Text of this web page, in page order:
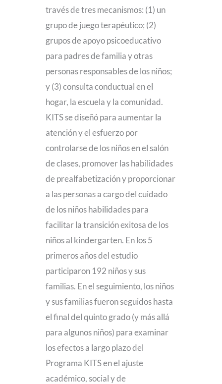
través de tres mecanismos: (1) un
grupo de juego terapéutico; (2)
grupos de apoyo psicoeducativo
para padres de familia y otras
personas responsables de los niños;
y (3) consulta conductual en el
hogar, la escuela y la comunidad.
KITS se diseñó para aumentar la
atención y el esfuerzo por
controlarse de los niños en el salón
de clases, promover las habilidades
de prealfabetización y proporcionar
a las personas a cargo del cuidado
de los niños habilidades para
facilitar la transición exitosa de los
niños al kindergarten. En los 5
primeros años del estudio
participaron 192 niños y sus
familias. En el seguimiento, los niños
y sus familias fueron seguidos hasta
el final del quinto grado (y más allá
para algunos niños) para examinar
los efectos a largo plazo del
Programa KITS en el ajuste
académico, social y de